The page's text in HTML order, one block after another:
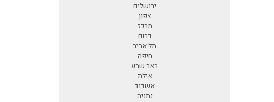
ירושלים
צפון
מרכז
דרום
תל אביב
חיפה
באר שבע
אילת
אשדוד
נתניה